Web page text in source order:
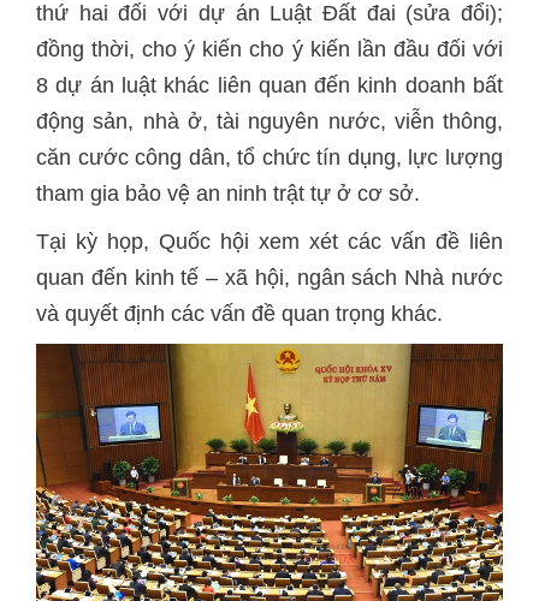
thứ hai đối với dự án Luật Đất đai (sửa đổi);
đồng thời, cho ý kiến cho ý kiến lần đầu đối với
8 dự án luật khác liên quan đến kinh doanh bất
động sản, nhà ở, tài nguyên nước, viễn thông,
căn cước công dân, tổ chức tín dụng, lực lượng
tham gia bảo vệ an ninh trật tự ở cơ sở.
Tại kỳ họp, Quốc hội xem xét các vấn đề liên
quan đến kinh tế – xã hội, ngân sách Nhà nước
và quyết định các vấn đề quan trọng khác.